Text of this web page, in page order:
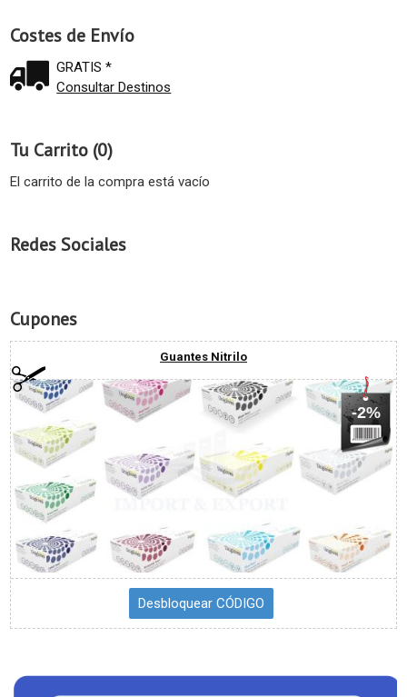
Costes de Envío
GRATIS *
Consultar Destinos
Tu Carrito (0)
El carrito de la compra está vacío
Redes Sociales
Cupones
Guantes Nitrilo
-2%